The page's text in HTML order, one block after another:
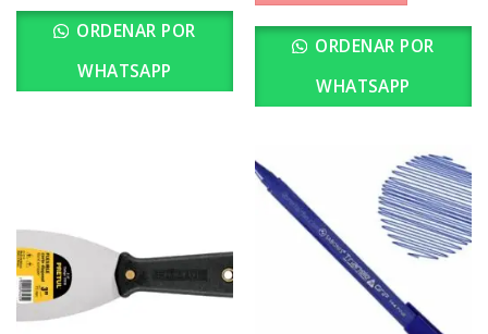
ORDENAR POR
WHATSAPP
ORDENAR POR
WHATSAPP